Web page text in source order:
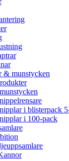
& munstycken
i blisterpack
i 100-pack